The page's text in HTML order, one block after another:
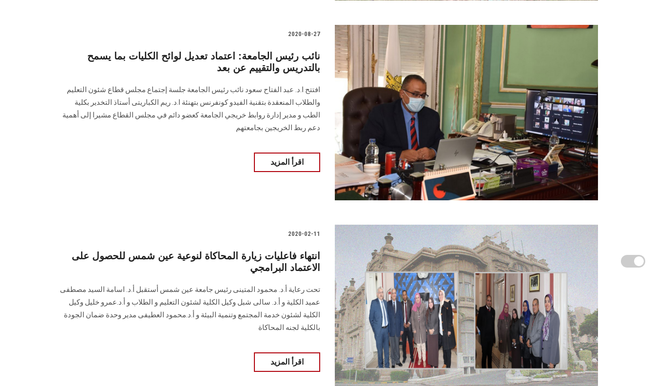
2020-08-27
نائب رئيس الجامعة: اعتماد تعديل لوائح الكليات بما يسمح
بالتدريس والتقييم عن بعد
افتتح ا.د. عبد الفتاح سعود نائب رئيس الجامعة جلسة إجتماع مجلس قطاع شئون التعليم
والطلاب المنعقدة بتقنية الفيدو كونفرنس بتهنئة ا.د. ريم الكباريتى أستاذ التخدير بكلية
الطب و مدير إدارة روابط خريجي الجامعة كعضو دائم في مجلس القطاع مشيرا إلى أهمية
دعم ربط الخريجين بجامعتهم
اقرأ المزيد
2020-02-11
انتهاء فاعليات زيارة المحاكاة لنوعية عين شمس للحصول على
الاعتماد البرامجي
تحت رعاية أ.د. محمود المتينى رئيس جامعة عين شمس أستقبل أ.د. اسامة السيد مصطفى
عميد الكلية و أ.د. سالى شبل وكيل الكلية لشئون التعليم و الطلاب و أ.د.عمرو خليل وكيل
الكلية لشئون خدمة المجتمع وتنمية البيئة و أ.د.محمود العطيفى مدير وحدة ضمان الجودة
بالكلية لجنه المحاكاة
اقرأ المزيد